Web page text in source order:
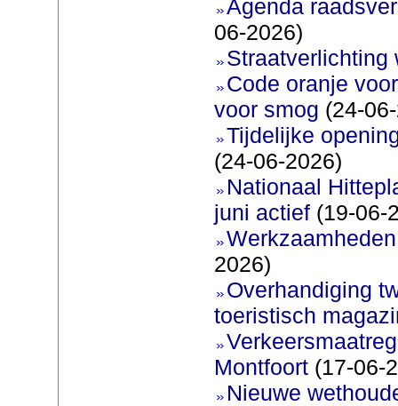
Agenda
06-2026)
Straatverlichting
Code oranje
voor smog (24-
Tijdelijke
(24-06-2026)
Nationaal
juni actief(19-06-
2026)
Overhandiging
toeristisch
Montfoort(17-06-
Nieuwe